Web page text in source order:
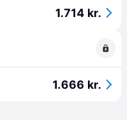
1.714 kr.
1.666 kr.